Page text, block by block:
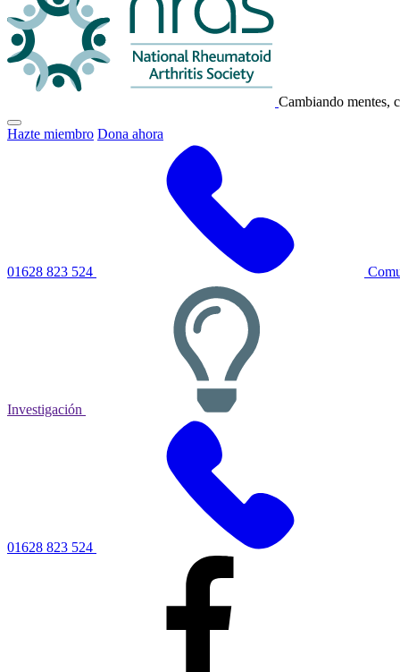
Cambiando mentes,
Haga
clic
Hazte miembro Dona ahora
01628 823 524
Investigación
01628 823 524